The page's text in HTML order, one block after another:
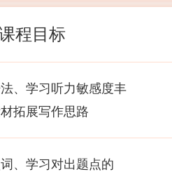
程目标
、学习听力敏感度丰
拓展写作思路
、学习对出题点的